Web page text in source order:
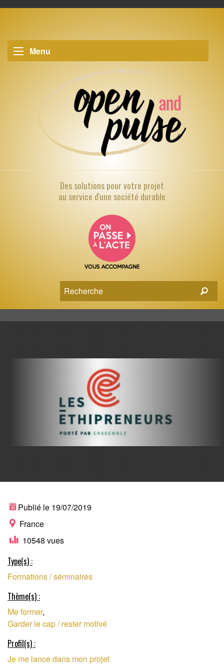
Menu
Des solutions pourvotre projet
au service d'une société durable
MINI-FORMATIONS
EN LIGNE POUR LES
ENTREPRENEURS
DÉBUTANTS
Publié le 19/07/2019
France
10548 vues
Type(s) :
Formations / séminaires
Thème(s) :
Me former,
Garder le cap / rester motivé
Profil(s) :
Je me lance dans mon projet